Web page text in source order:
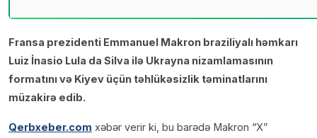
Fransa prezidenti Emmanuel Makron braziliyalı həmkarı
Luiz İnasio Lula da Silva ilə Ukrayna nizamlamasının
formatını və Kiyev üçün təhlükəsizlik təminatlarını
müzakirə edib.
Qerbxeber.com xəbər verir ki, bu barədə Makron “X”